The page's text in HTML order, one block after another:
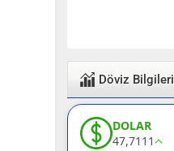
Döviz Bilgileri
DOLAR
47,7111